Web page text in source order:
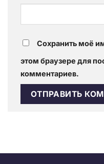
Сохранить моё
этом браузере для
комментариев.